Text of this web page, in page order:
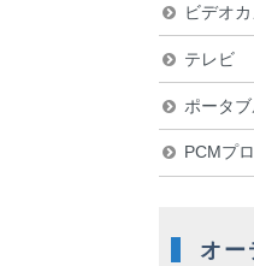
ビデオ
テレビ
ポータ
PCMプ
オー